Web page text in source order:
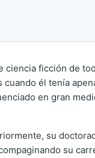
ficción de
él tenía
en gran
su
su